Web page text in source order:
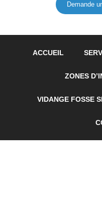
Demande
ACCUEIL
ZONES
VIDANGE FOSSE